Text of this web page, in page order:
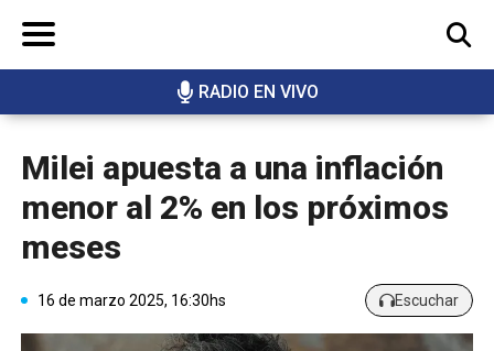
RADIO EN VIVO
BUSCAR
Milei apuesta a una inflación
menor al 2% en los próximos
meses
16 de marzo 2025, 16:30hs Escuchar